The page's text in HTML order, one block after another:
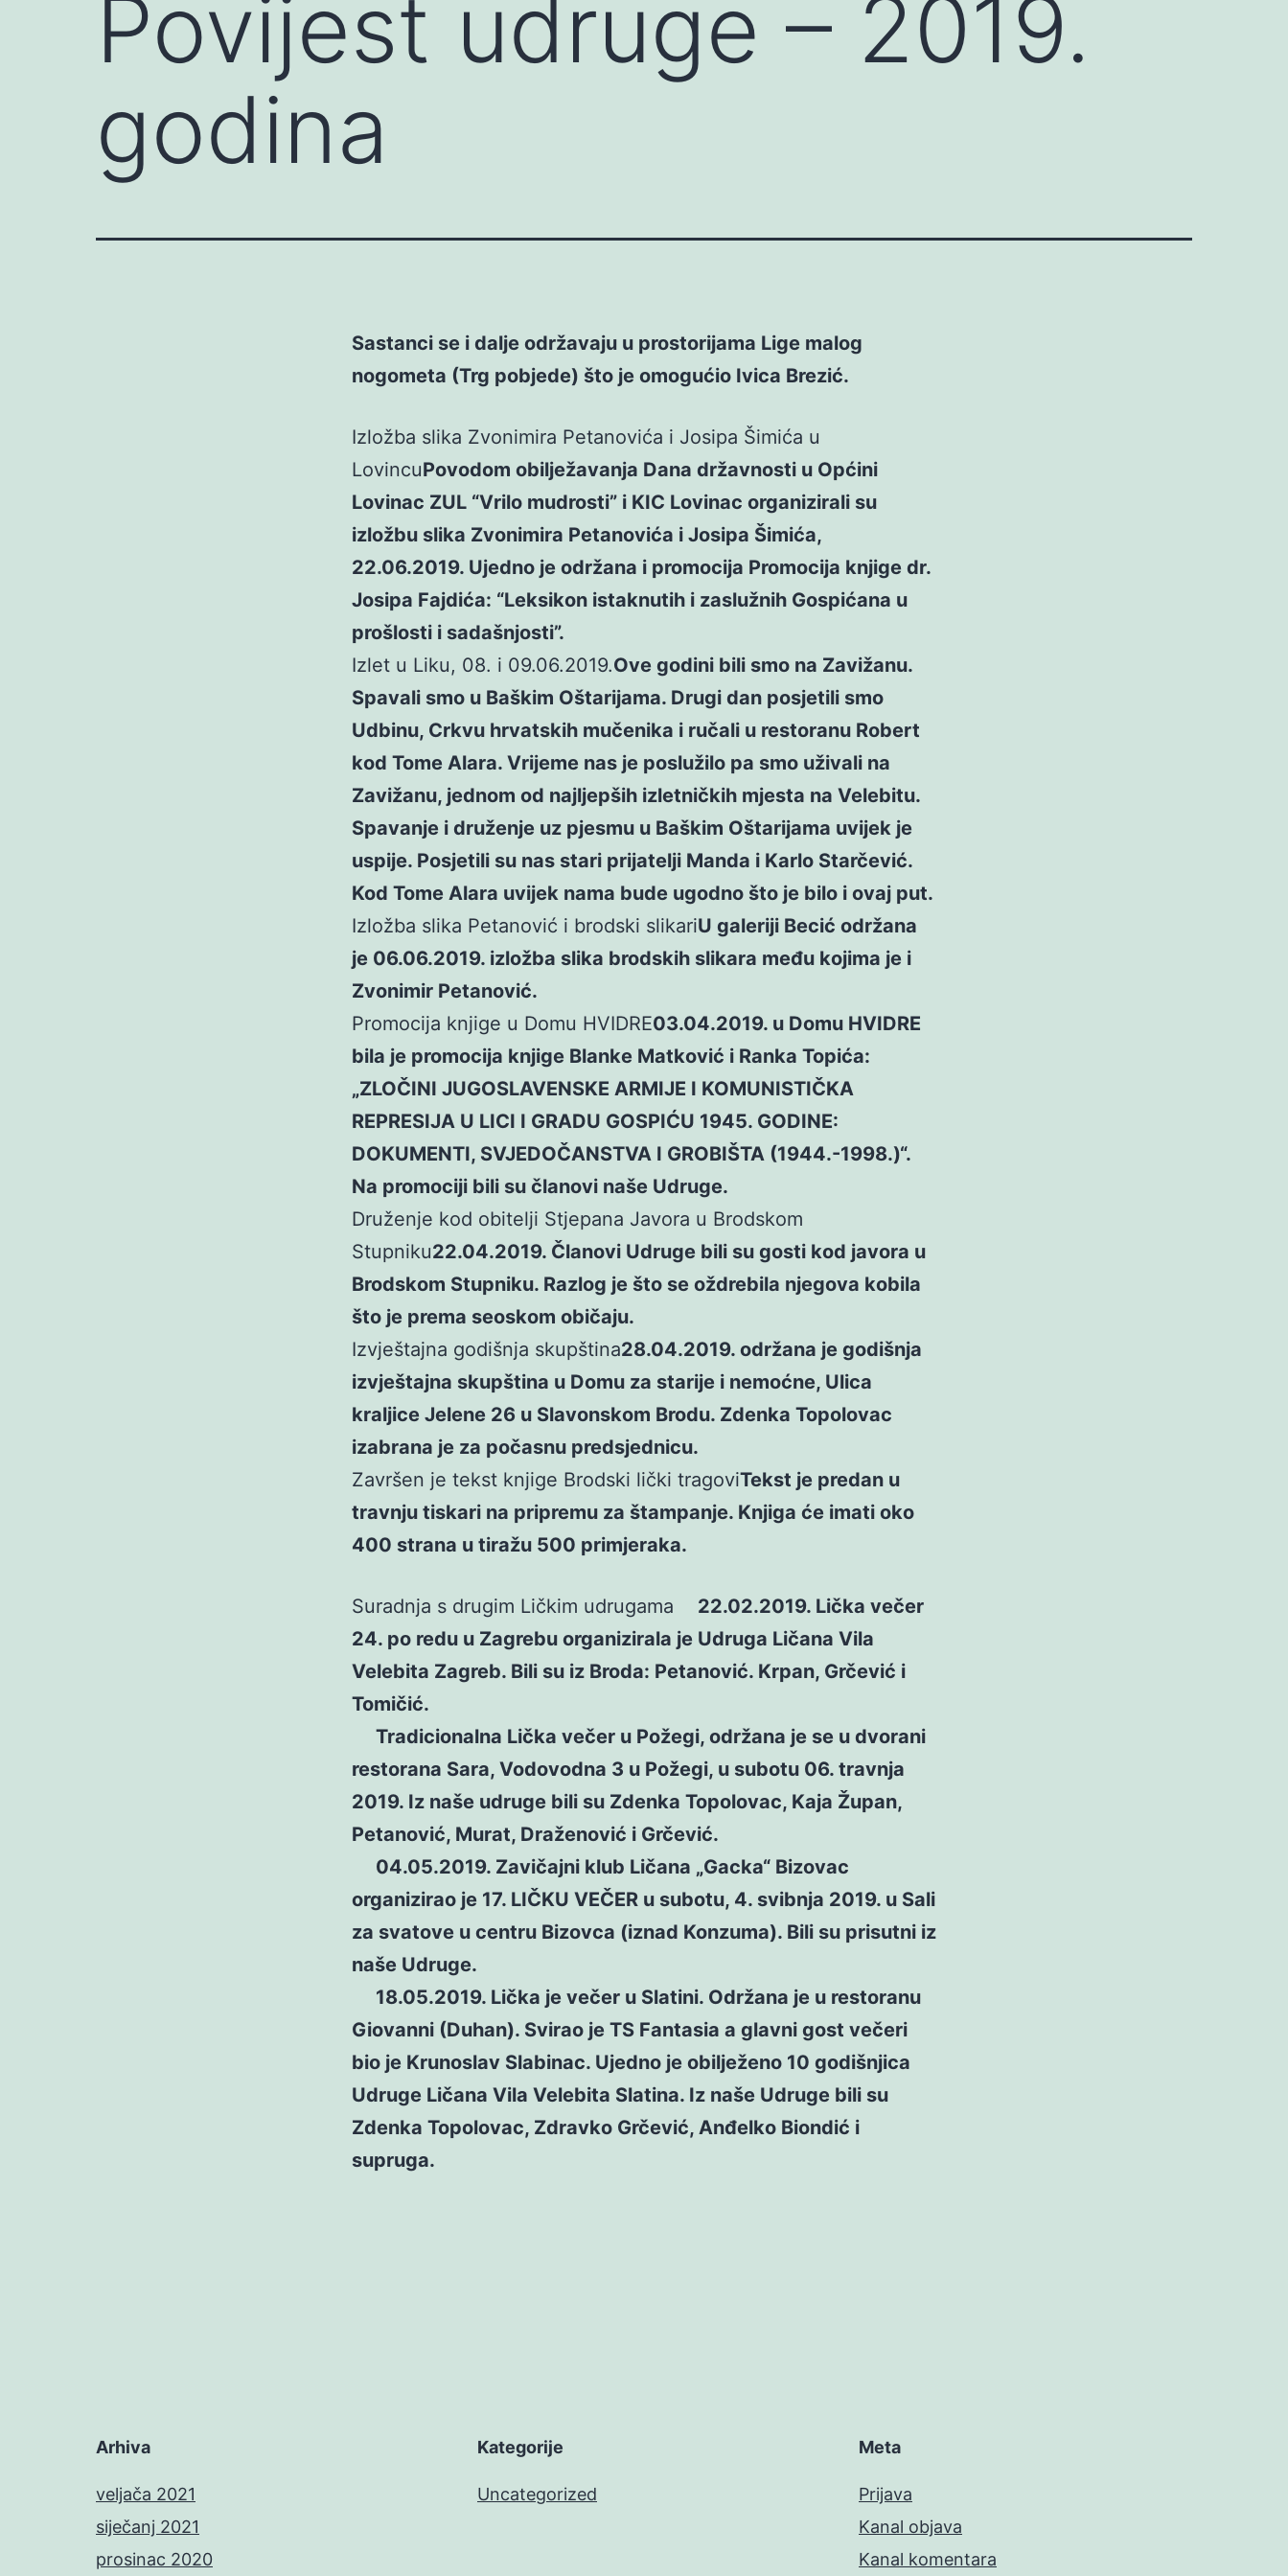
Povijest udruge – 2019.
godina
Sastanci se i dalje održavaju u prostorijama Lige malog
nogometa (Trg pobjede) što je omogućio Ivica Brezić.
Izložba slika Zvonimira Petanovića i Josipa Šimića u
LovincuPovodom obilježavanja Dana državnosti u Općini
Lovinac ZUL “Vrilo mudrosti” i KIC Lovinac organizirali su
izložbu slika Zvonimira Petanovića i Josipa Šimića,
22.06.2019. Ujedno je održana i promocija Promocija knjige dr.
Josipa Fajdića: “Leksikon istaknutih i zaslužnih Gospićana u
prošlosti i sadašnjosti”.
Izlet u Liku, 08. i 09.06.2019.Ove godini bili smo na Zavižanu.
Spavali smo u Baškim Oštarijama. Drugi dan posjetili smo
Udbinu, Crkvu hrvatskih mučenika i ručali u restoranu Robert
kod Tome Alara. Vrijeme nas je poslužilo pa smo uživali na
Zavižanu, jednom od najljepših izletničkih mjesta na Velebitu.
Spavanje i druženje uz pjesmu u Baškim Oštarijama uvijek je
uspije. Posjetili su nas stari prijatelji Manda i Karlo Starčević.
Kod Tome Alara uvijek nama bude ugodno što je bilo i ovaj put.
Izložba slika Petanović i brodski slikariU galeriji Becić održana
je 06.06.2019. izložba slika brodskih slikara među kojima je i
Zvonimir Petanović.
Promocija knjige u Domu HVIDRE03.04.2019. u Domu HVIDRE
bila je promocija knjige Blanke Matković i Ranka Topića:
„ZLOČINI JUGOSLAVENSKE ARMIJE I KOMUNISTIČKA
REPRESIJA U LICI I GRADU GOSPIĆU 1945. GODINE:
DOKUMENTI, SVJEDOČANSTVA I GROBIŠTA (1944.-1998.)“.
Na promociji bili su članovi naše Udruge.
Druženje kod obitelji Stjepana Javora u Brodskom
Stupniku22.04.2019. Članovi Udruge bili su gosti kod javora u
Brodskom Stupniku. Razlog je što se oždrebila njegova kobila
što je prema seoskom običaju.
Izvještajna godišnja skupština28.04.2019. održana je godišnja
izvještajna skupština u Domu za starije i nemoćne, Ulica
kraljice Jelene 26 u Slavonskom Brodu. Zdenka Topolovac
izabrana je za počasnu predsjednicu.
Završen je tekst knjige Brodski lički tragoviTekst je predan u
travnju tiskari na pripremu za štampanje. Knjiga će imati oko
400 strana u tiražu 500 primjeraka.
Suradnja s drugim Ličkim udrugama 22.02.2019. Lička večer
24. po redu u Zagrebu organizirala je Udruga Ličana Vila
Velebita Zagreb. Bili su iz Broda: Petanović. Krpan, Grčević i
Tomičić.
Tradicionalna Lička večer u Požegi, održana je se u dvorani
restorana Sara, Vodovodna 3 u Požegi, u subotu 06. travnja
2019. Iz naše udruge bili su Zdenka Topolovac, Kaja Župan,
Petanović, Murat, Draženović i Grčević.
04.05.2019. Zavičajni klub Ličana „Gacka“ Bizovac
organizirao je 17. LIČKU VEČER u subotu, 4. svibnja 2019. u Sali
za svatove u centru Bizovca (iznad Konzuma). Bili su prisutni iz
naše Udruge.
18.05.2019. Lička je večer u Slatini. Održana je u restoranu
Giovanni (Duhan). Svirao je TS Fantasia a glavni gost večeri
bio je Krunoslav Slabinac. Ujedno je obilježeno 10 godišnjica
Udruge Ličana Vila Velebita Slatina. Iz naše Udruge bili su
Zdenka Topolovac, Zdravko Grčević, Anđelko Biondić i
supruga.
Arhiva
veljača 2021
siječanj 2021
prosinac 2020
Kategorije
Uncategorized
Meta
Prijava
Kanal objava
Kanal komentara